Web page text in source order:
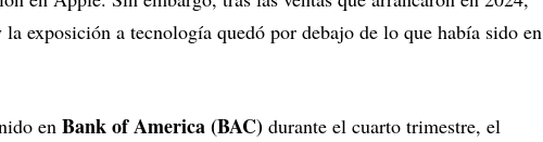
la exposición a tecnología quedó por debajo de lo que había sido en
en Bank of America (BAC) durante el cuarto trimestre, el